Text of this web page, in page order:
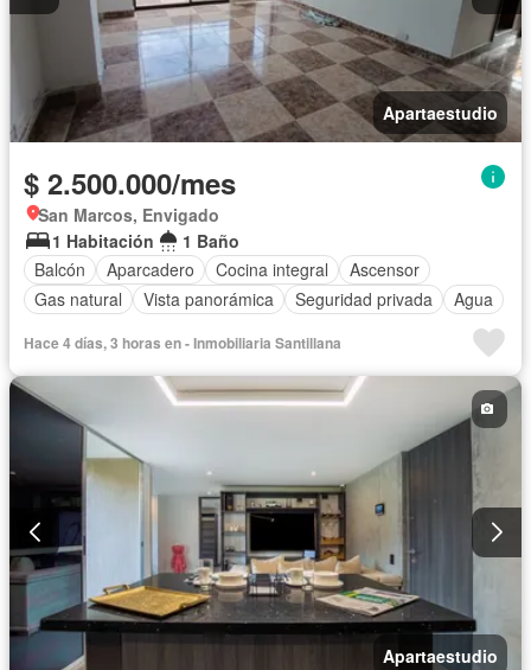
Apartaestudio
$ 2.500.000/mes
San Marcos, Envigado
1 Habitación
1 Baño
Balcón
Aparcadero Cocina integral
Ascensor
Gas natural
Vista panorámica Seguridad privada Agua
Hace 4 días, 3 horas en - Inmobiliaria Santillana
Apartaestudio